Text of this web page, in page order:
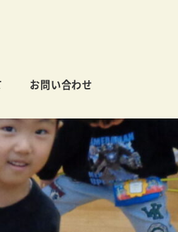
お問い合わせ